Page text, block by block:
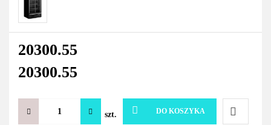
20300.55
20300.55
szt. DO KOSZYKA